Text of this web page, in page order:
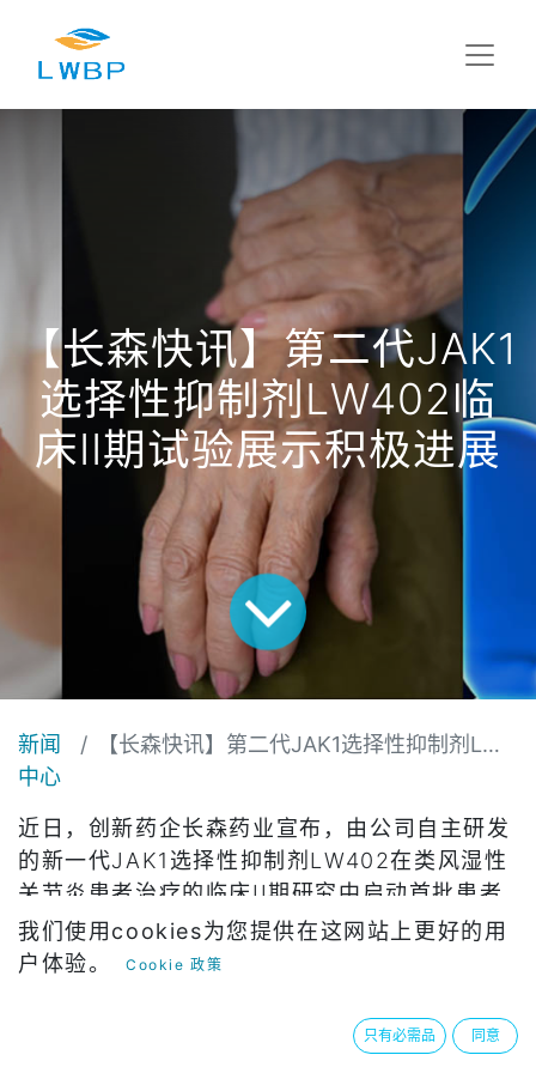
【长森快讯】第二代JAK1
选择性抑制剂LW402临
床II期试验展示积极进展
新闻
中心
【长森快讯】第二代JAK1选择性抑制剂LW402临床II期试验展示积极进展
近日，创新药企长森药业宣布，由公司自主研发
的新一代JAK1选择性抑制剂LW402在类风湿性
关节炎患者治疗的临床II期研究中启动首批患者
临床给药。
随机、双盲、安慰剂对照的II期临床研究，旨在
完成对LW402的有效性进行评估。截至目前，
我们使用cookies为您提供在这网站上更好的用
户体验。
Cookie 政策
只有必需品 同意